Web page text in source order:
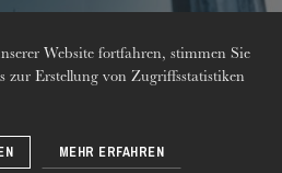
Website fortfahren, stimmen Sie
zur Erstellung von Zugriffsstatistiken
MEHR ERFAHREN
durch die Oper
© 2026 Opéra national